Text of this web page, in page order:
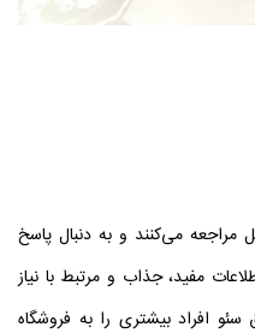
مراجعه می‌کنند و به دنبال پاسخ
مفید، جذاب و مرتبط با نیاز
سئو افراد بیشتری را به فروشگاه